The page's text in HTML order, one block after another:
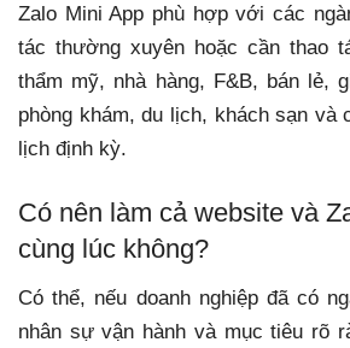
Zalo Mini App phù hợp với các
tác thường xuyên hoặc cần thao
thẩm mỹ, nhà hàng, F&B, bán lẻ,
phòng khám, du lịch, khách sạn và
lịch định kỳ.
Có nên làm cả website và
cùng lúc không?
Có thể, nếu doanh nghiệp đã có
nhân sự vận hành và mục tiêu rõ